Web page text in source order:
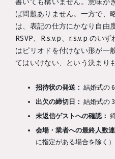
書いても構いません。意味が
ば問題ありません。一方で、
は、表記の仕方にかなり自由
RSVP、R.s.v.p、r.s.v.p のい
はピリオドを付けない形が一
てはいけない、という決まり
招待状の発送： 結婚式の
出欠の締切日： 結婚式の
未返信ゲストへの確認：
会場・業者への最終人数連
に指定がある場合を除く）